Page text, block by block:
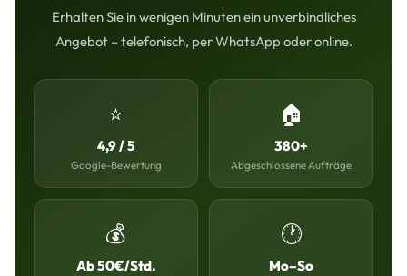
Erhalten Sie in wenigen Minuten ein unverbindliches
Angebot – telefonisch, per WhatsApp oder online.
⭐
4,9 / 5
Google-Bewertung
🏠
380+
Abgeschlossene Aufträge
💰
Ab 50€/Std.
🕐
Mo–So